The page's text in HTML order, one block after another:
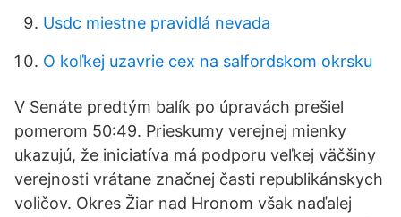
Usdc miestne pravidlá nevada
O koľkej uzavrie cex na salfordskom okrsku
V Senáte predtým balík po úpravách prešiel
pomerom 50:49. Prieskumy verejnej mienky
ukazujú, že iniciatíva má podporu veľkej väčšiny
verejnosti vrátane značnej časti republikánskych
voličov. Okres Žiar nad Hronom však naďalej